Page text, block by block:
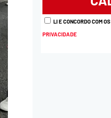
LI E CONCORDO COM OS
PRIVACIDADE